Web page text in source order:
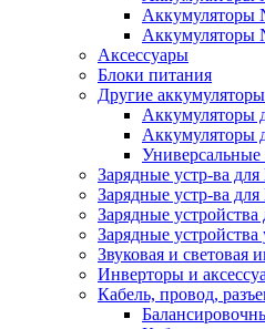
Аккумуляторы
Аккумуляторы
Аксессуары
Блоки питания
Другие аккумуляторы
Аккумуляторы
Аккумуляторы
Зарядные устр-ва
Зарядные устр-ва
Зарядные
Зарядные
Звуковая и световая
Инверторы и
Кабель, провод,